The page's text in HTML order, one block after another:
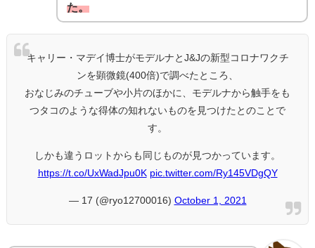
た。
キャリー・マデイ博士がモデルナとJ&Jの新型コロナワクチ
ンを顕微鏡(400倍)で調べたところ、
おなじみのチューブや小片のほかに、モデルナから触手をも
つタコのような得体の知れないものを見つけたとのことで
す。
しかも違うロットからも同じものが見つかっています。
https://t.co/UxWadJpu0K pic.twitter.com/Ry145VDgQY
— 17 (@ryo12700016) October 1, 2021